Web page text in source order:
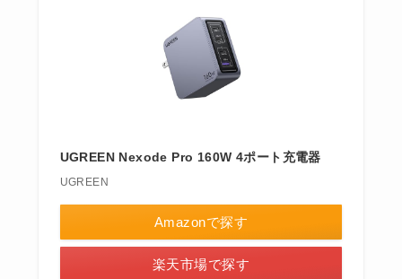
UGREEN Nexode Pro 160W 4ポート充電器
UGREEN
Amazonで探す
楽天市場で探す